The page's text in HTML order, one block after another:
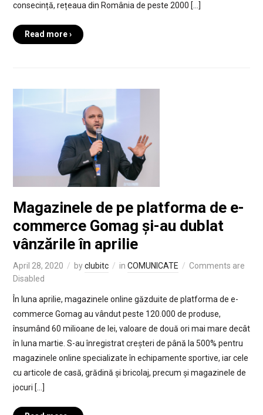
consecință, rețeaua din România de peste 2000 […]
Read more ›
Magazinele de pe platforma de e-
commerce Gomag și-au dublat
vânzările în aprilie
April 28, 2020 byclubitc in COMUNICATE
Comments are
Disabled
În luna aprilie, magazinele online găzduite de platforma de e-
commerce Gomag au vândut peste 120.000 de produse,
însumând 60 milioane de lei, valoare de două ori mai mare decât
în luna martie. S-au înregistrat creșteri de până la 500% pentru
magazinele online specializate în echipamente sportive, iar cele
cu articole de casă, grădină și bricolaj, precum și magazinele de
jocuri […]